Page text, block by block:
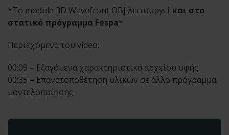
*To module 3D Wavefront OBJ λειτουργεί και στο
στατικό πρόγραμμα Fespa*
Περιεχόμενα του video:
00:09 – Εξαγόμενα χαρακτηριστικά αρχείου υφής
00:35 – Επανατοποθέτηση υλικών σε άλλο πρόγραμμα
μοντελοποίησης